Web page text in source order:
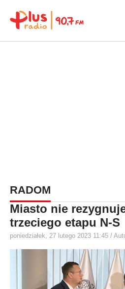
RADOM
Miasto nie
trzeciego etapu N-S
poniedziałek, 27 lutego 2023 11:45 /